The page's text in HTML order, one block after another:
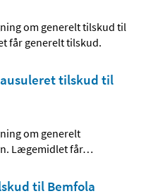
om generelt tilskud til
får generelt tilskud.
tilskud til
om generelt
Lægemidlet får…
til Bemfola